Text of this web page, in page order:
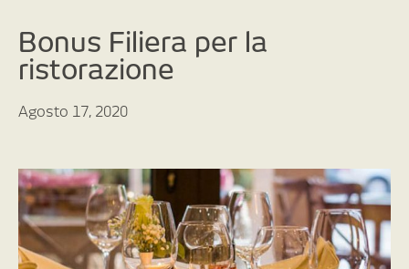
Bonus Filiera per la
ristorazione
Agosto 17, 2020